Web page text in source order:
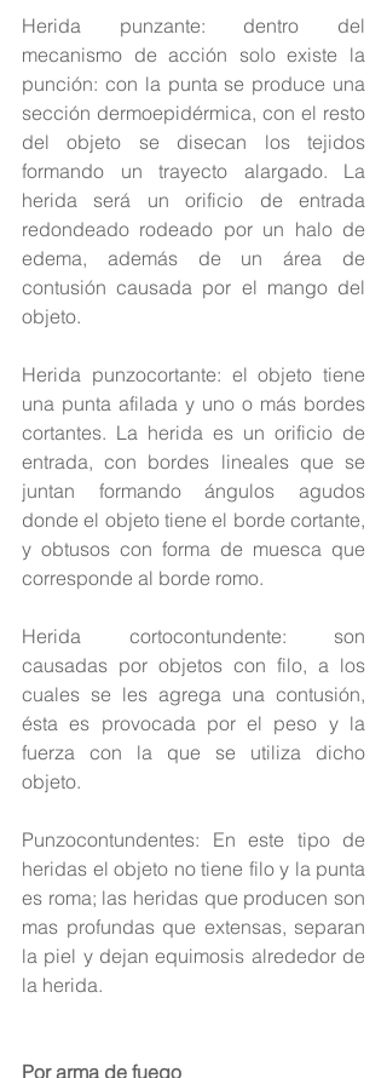
Herida punzante: dentro del
mecanismo de acción solo existe la
punción: con la punta se produce una
sección dermoepidérmica, con el resto
del objeto se disecan los tejidos
formando un trayecto alargado. La
herida será un orificio de entrada
redondeado rodeado por un halo de
edema, además de un área de
contusión causada por el mango del
objeto.
Herida punzocortante: el objeto tiene
una punta afilada y uno o más bordes
cortantes. La herida es un orificio de
entrada, con bordes lineales que se
juntan formando ángulos agudos
donde el objeto tiene el borde cortante,
y obtusos con forma de muesca que
corresponde al borde romo.
Herida cortocontundente: son
causadas por objetos con filo, a los
cuales se les agrega una contusión,
ésta es provocada por el peso y la
fuerza con la que se utiliza dicho
objeto.
Punzocontundentes: En este tipo de
heridas el objeto no tiene filo y la punta
es roma; las heridas que producen son
mas profundas que extensas, separan
la piel y dejan equimosis alrededor de
la herida.
Por arma de fuego